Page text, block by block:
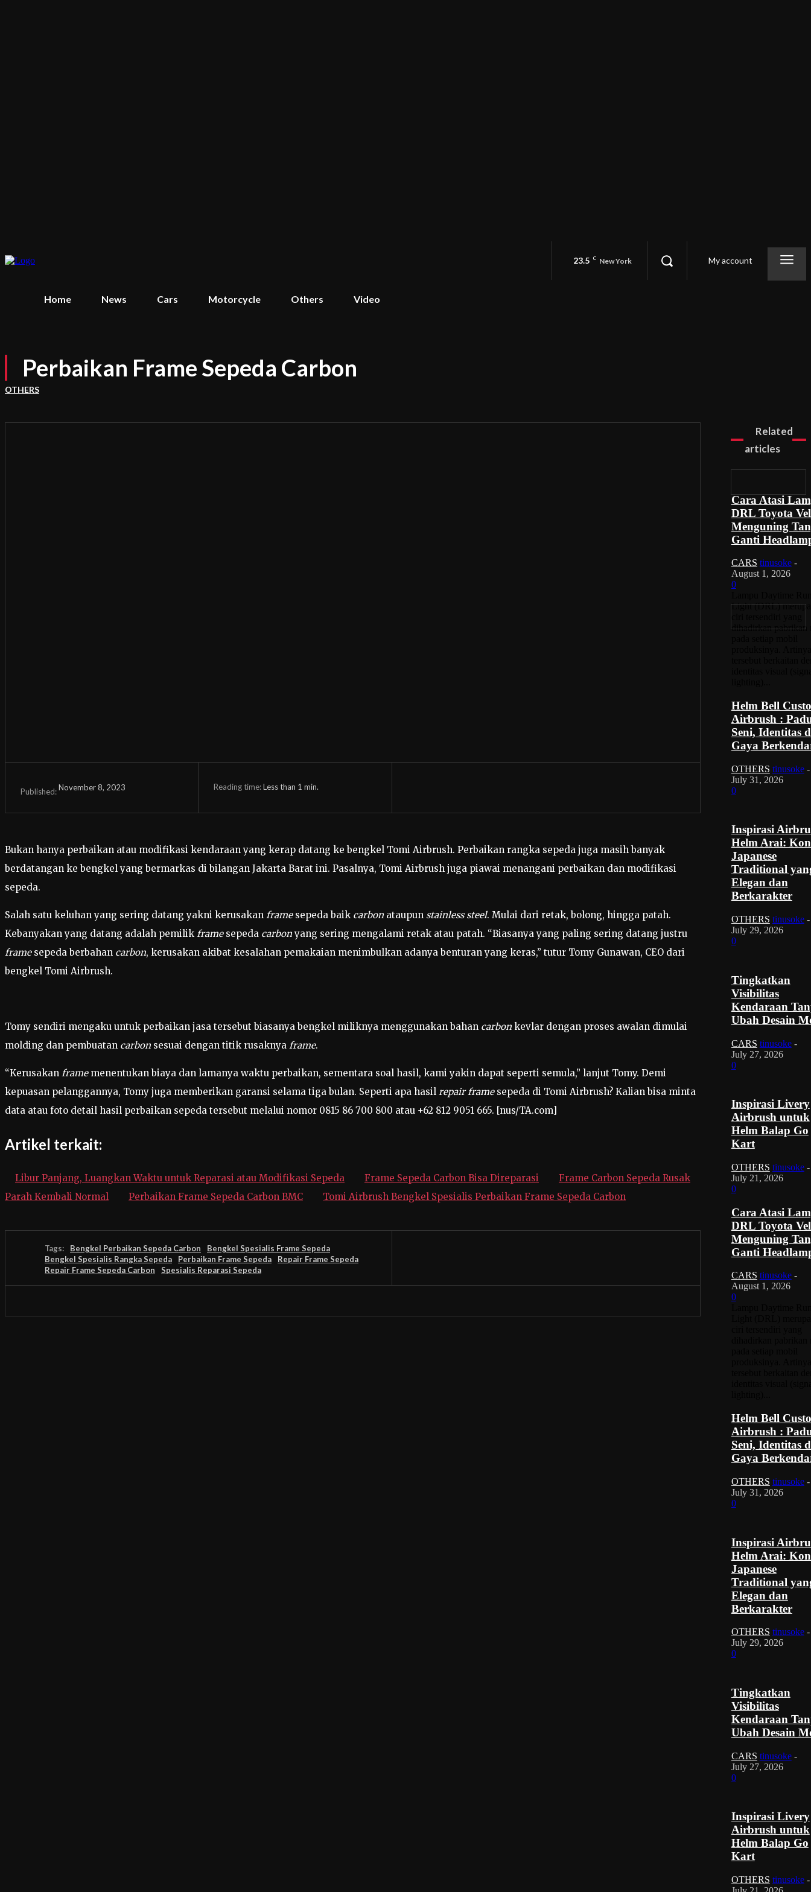
23.5 C New York My account
Home News Cars Motorcycle Others Video
Perbaikan Frame Sepeda Carbon
OTHERS
Published:November 8, 2023 Reading time:Less than 1 min.
Bukan hanya perbaikan atau modifikasi kendaraan yang kerap datang ke bengkel Tomi Airbrush. Perbaikan rangka sepeda juga masih banyak
berdatangan ke bengkel yang bermarkas di bilangan Jakarta Barat ini. Pasalnya, Tomi Airbrush juga piawai menangani perbaikan dan modifikasi
sepeda.
Salah satu keluhan yang sering datang yakni kerusakan framesepeda baik carbon ataupun stainless steel. Mulai dari retak, bolong, hingga patah.
Kebanyakan yang datang adalah pemilik framesepeda carbonyang sering mengalami retak atau patah. “Biasanya yang paling sering datang justru
framesepeda berbahan carbon, kerusakan akibat kesalahan pemakaian menimbulkan adanya benturan yang keras,” tutur Tomy Gunawan, CEO dari
bengkel Tomi Airbrush.
Tomy sendiri mengaku untuk perbaikan jasa tersebut biasanya bengkel miliknya menggunakan bahan carbon kevlar dengan proses awalan dimulai
molding dan pembuatan carbon sesuai dengan titik rusaknya frame.
“Kerusakan framemenentukan biaya dan lamanya waktu perbaikan, sementara soal hasil, kami yakin dapat seperti semula,” lanjut Tomy. Demi
kepuasan pelanggannya, Tomy juga memberikan garansi selama tiga bulan. Seperti apa hasil repair framesepeda di Tomi Airbrush? Kalian bisa minta
data atau foto detail hasil perbaikan sepeda tersebut melalui nomor 0815 86 700 800 atau +62 812 9051 665. [nus/TA.com]
Artikel terkait:
Libur Panjang, Luangkan Waktu untuk Reparasi atau Modifikasi Sepeda Frame Sepeda Carbon Bisa Direparasi
Frame Carbon Sepeda Rusak
Parah Kembali Normal
Perbaikan Frame Sepeda Carbon BMC Tomi Airbrush Bengkel Spesialis Perbaikan Frame Sepeda Carbon
Tags: Bengkel Perbaikan Sepeda Carbon
Bengkel Spesialis Frame Sepeda
Bengkel Spesialis Rangka Sepeda
Perbaikan Frame Sepeda
Repair Frame Sepeda
Repair Frame Sepeda Carbon
Spesialis Reparasi Sepeda
Related
articles
Cara Atasi
DRL Toyota
Menguning
Ganti
CARS tinusoke -
August 1, 2026
0
Light (DRL)
dihadirkan pabrikan
Helm Bell
Airbrush :
Seni, Identitas
Gaya
OTHERS tinusoke -
July 31, 2026
0
Inspirasi
Helm Arai:
Japanese
Traditional
Elegan dan
Berkarakter
OTHERS tinusoke -
July 29, 2026
0
Tingkatkan
Visibilitas
Kendaraan
Ubah Desain
CARS tinusoke -
July 27, 2026
0
Inspirasi Livery
Airbrush untuk
Helm Balap Go
Kart
OTHERS tinusoke -
July 21, 2026
0
Cara Atasi
DRL Toyota
Menguning
Ganti
CARS tinusoke -
August 1, 2026
0
Helm Bell
Airbrush :
Seni, Identitas
Gaya
OTHERS tinusoke -
July 31, 2026
0
Inspirasi
Helm Arai:
Japanese
Traditional
Elegan dan
Berkarakter
OTHERS tinusoke -
July 29, 2026
0
Tingkatkan
Visibilitas
Kendaraan
Ubah Desain
CARS tinusoke -
July 27, 2026
0
Inspirasi Livery
Airbrush untuk
Helm Balap Go
Kart
OTHERS tinusoke -